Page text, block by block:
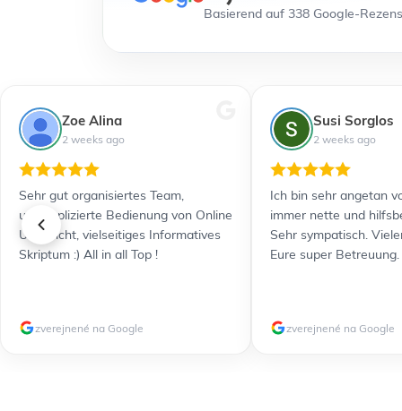
Basierend auf 338 Google-
Zoe Alina
2 weeks ago
Sehr gut organisiertes Team,
unkomplizierte Bedienung von Online
Unterricht, vielseitiges Informatives
Skriptum :) All in all Top !
zverejnené na Google
Susi Sorglos
2 weeks ago
Ich bin sehr angetan
immer nette und
Sehr sympatisch.
Eure super Betreuung.
zverejnené na Google